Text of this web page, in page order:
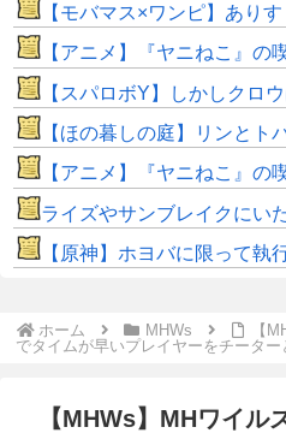
【モバマス×ワンピ】ありす
【アニメ】『ヤニねこ』の喫煙や覚醒剤の注射シーン、青少年への影響をめぐっ
【スパロボY】しかしクロウはやっぱい
【ほの暮しの庭】リンとトバリの
【アニメ】『ヤニねこ』の喫煙や覚醒剤の注射シーン、青少年への影響をめぐっ
ライズやサンブレイクにいたモンスター
【原神】ホヨバに限って執行官
ホーム MHWs
【
でタイムが早いプレイヤーをチータ
【MHWs】MHワイル